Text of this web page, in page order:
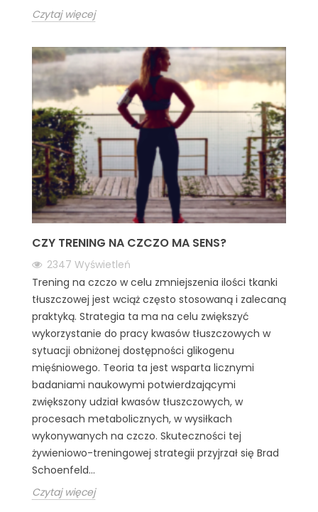
Czytaj więcej
CZY TRENING NA CZCZO MA SENS?
2347 Wyświetleń
Trening na czczo w celu zmniejszenia ilości tkanki
tłuszczowej jest wciąż często stosowaną i zalecaną
praktyką. Strategia ta ma na celu zwiększyć
wykorzystanie do pracy kwasów tłuszczowych w
sytuacji obniżonej dostępności glikogenu
mięśniowego. Teoria ta jest wsparta licznymi
badaniami naukowymi potwierdzającymi
zwiększony udział kwasów tłuszczowych, w
procesach metabolicznych, w wysiłkach
wykonywanych na czczo. Skuteczności tej
żywieniowo-treningowej strategii przyjrzał się Brad
Schoenfeld...
Czytaj więcej